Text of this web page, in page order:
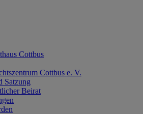
Cottbus
Cottbus e. V.
Satzung
Beirat